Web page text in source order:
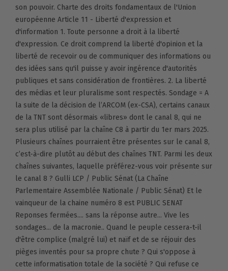
son pouvoir. Charte des droits fondamentaux de l'Union
européenne Article 11 - Liberté d'expression et
d'information 1. Toute personne a droit à la liberté
d'expression. Ce droit comprend la liberté d'opinion et la
liberté de recevoir ou de communiquer des informations ou
des idées sans qu'il puisse y avoir ingérence d'autorités
publiques et sans considération de frontières. 2. La liberté
des médias et leur pluralisme sont respectés. Sondage = A
la suite de la décision de l’ARCOM (ex-CSA), certains canaux
de la TNT sont désormais «libres» dont le canal 8, qui ne
sera plus utilisé par la chaîne C8 à partir du 1er mars 2025.
Plusieurs chaînes pourraient être présentes sur le canal 8,
c’est-à-dire plutôt au début des chaînes TNT. Parmi les deux
chaînes suivantes, laquelle préférez-vous voir présente sur
le canal 8 ? Gulli LCP / Public Sénat (La Chaîne
Parlementaire Assemblée Nationale / Public Sénat) Et le
vainqueur de la chaine numéro 8 est PUBLIC SENAT
Reponses fermées.... sans la réponse autre... Vive les
sondages... de la macronie.. Quand le peuple cessera-t-il
d'être complice (malgré lui) et naïf et de se réjouir des
pièges inventés pour sa propre chute ? Qui s'oppose à
cette informatisation totale de la société ? Qui refuse ce